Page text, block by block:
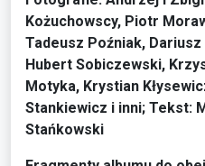
Kożuchowscy, Piotr
Tadeusz Poźniak, Dariusz
Hubert Sobiczewski,
Motyka, Krystian
Stankiewicz i inni; Tekst:
Stańkowski